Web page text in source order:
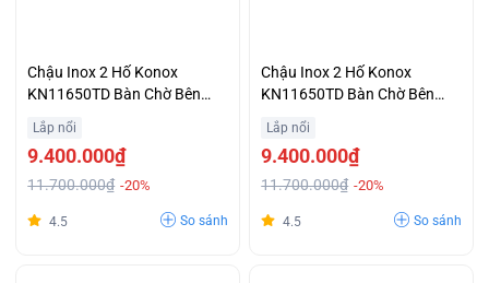
Chậu Inox 2 Hố Konox
KN11650TD Bàn Chờ Bên
Lắp nổi
9.400.000₫
11.700.000₫ -20%
4.5 So sánh
Chậu Inox 2 Hố Konox
KN11650TD Bàn Chờ Bên
Lắp nổi
9.400.000₫
11.700.000₫ -20%
4.5 So sánh